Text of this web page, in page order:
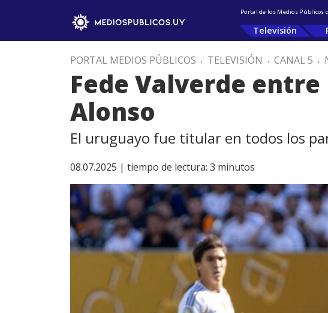
Portal de los Medios Públicos
Televisión
PORTAL MEDIOS PÚBLICOS . TELEVISIÓN . CANAL 5 .
Fede Valverde
Alonso
El uruguayo fue titular en todos los
08.07.2025 | tiempo de lectura: 3 minutos